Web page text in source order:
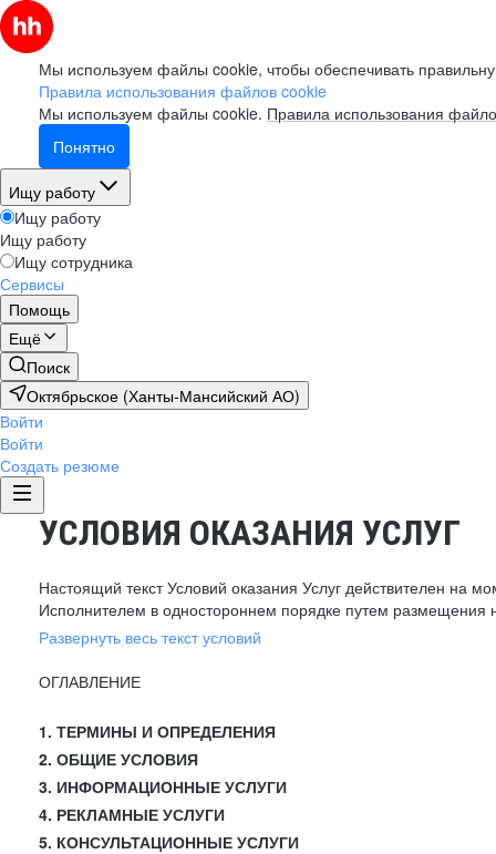
Мы используем файлы cookie, чтобы обеспечивать
Правила использования файлов cookie
Мы используем файлы cookie. Правила использования
Понятно
Ищу работу
Ищу работу
Ищу работу
Ищу сотрудника
Сервисы
Помощь
Ещё
Поиск
Октябрьское (Ханты-Мансийский АО)
Войти
Войти
Создать резюме
УСЛОВИЯ ОКАЗАНИЯ УСЛУГ
Настоящий текст Условий оказания Услуг действителен на
Исполнителем в одностороннем порядке путем размещения
Развернуть весь текст условий
ОГЛАВЛЕНИЕ
1. ТЕРМИНЫ И ОПРЕДЕЛЕНИЯ
2. ОБЩИЕ УСЛОВИЯ
3. ИНФОРМАЦИОННЫЕ УСЛУГИ
4. РЕКЛАМНЫЕ УСЛУГИ
5. КОНСУЛЬТАЦИОННЫЕ УСЛУГИ